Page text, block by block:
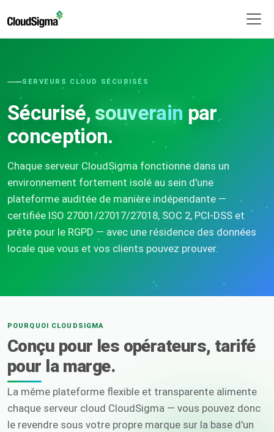
SERVEURS CLOUD SÉCURISÉS
Sécurisé, souverain par
conception.
Chaque serveur CloudSigma fonctionne dans un
environnement fortement isolé au sein d'une
plateforme auditée de manière indépendante —
certifiée ISO 27001/27017/27018, SOC 2, PCI-DSS et
prête pour le RGPD — avec une résidence des données
locale que vous et vos clients pouvez prouver.
POURQUOI CLOUDSIGMA
Conçu pour les opérateurs, tarifé
pour la marge.
La même plateforme flexible et transparente alimente
chaque serveur cloud CloudSigma — vous pouvez donc
le revendre sous votre propre marque sur la base d'un